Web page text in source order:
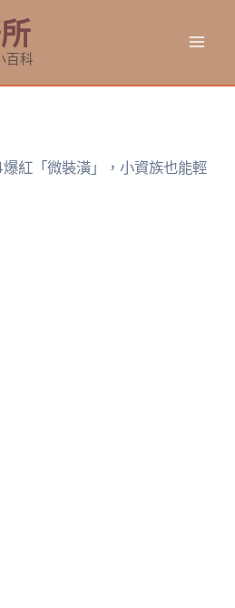
百科
紅「微裝潢」，小資族也能輕